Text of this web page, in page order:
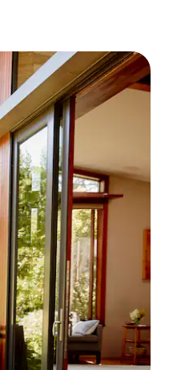
óf door te tikken of swipen.